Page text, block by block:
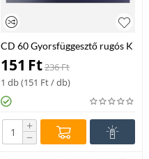
CD 60 Gyorsfüggesztő rugós K
5
151 Ft236Ft
1 db (151 Ft/ db)
+
−